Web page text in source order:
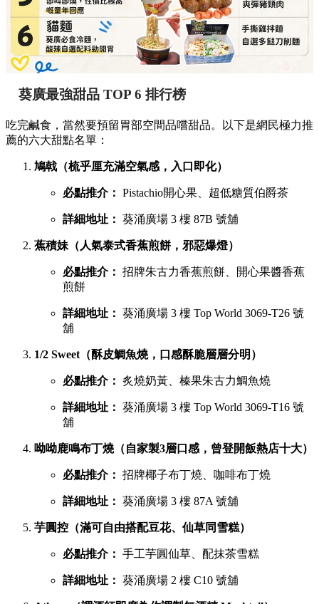
葵廣最強甜品 TOP 6 排行榜
薦的六大甜點名單：
鳩戟（梳乎厘充滿空氣感，入口即化）
必點推介： Pistachio開心果、超低糖質伯爵茶
詳細地址：葵涌廣場 3 樓 87B 號舖
蕉積妹（人氣泰式香蕉煎餅，邪惡爆燈）
必點推介： 招牌朱古力香蕉煎餅、開心果醬香蕉